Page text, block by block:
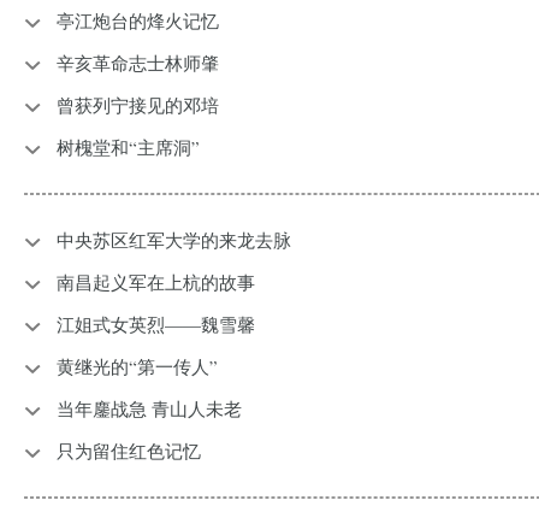
亭江炮台的烽火记忆
辛亥革命志士林师肇
曾获列宁接见的邓培
树槐堂和“主席洞”
中央苏区红军大学的来龙去脉
南昌起义军在上杭的故事
江姐式女英烈——魏雪馨
黄继光的“第一传人”
当年鏖战急 青山人未老
只为留住红色记忆